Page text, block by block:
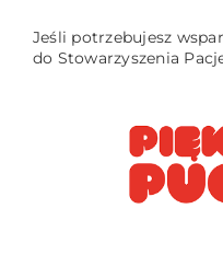
Jeśli potrzebujesz
do Stowarzyszenia